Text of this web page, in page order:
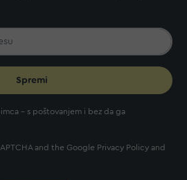
Spremi
- s poštovanjem i bez da ga
and the Google Privacy Policy and